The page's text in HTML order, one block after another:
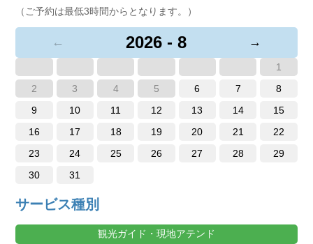
（ご予約は最低3時間からとなります。）
← 2026 - 8 →
1
2
3 4 5 6 7
8
9
10 11 12 13 14
15
16
17 18 19 20 21
22
23
24 25 26 27 28
29
30
31
サービス種別
観光ガイド・現地アテンド